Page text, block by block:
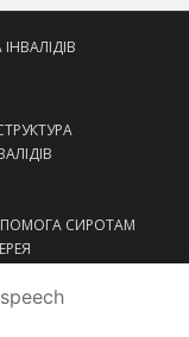
СИРОТАМ